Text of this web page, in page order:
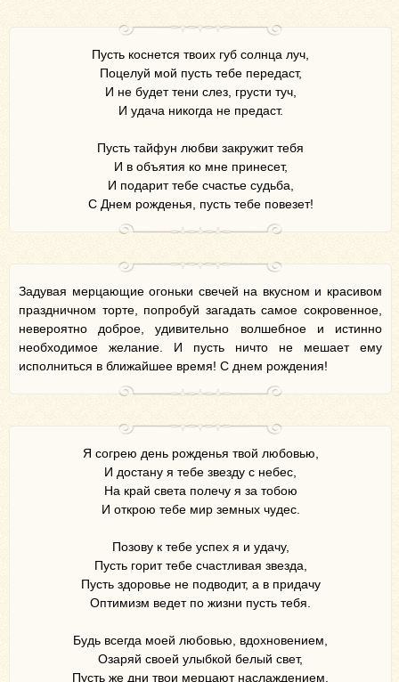
Пусть коснется твоих губ солнца луч,
Поцелуй мой пусть тебе передаст,
И не будет тени слез, грусти туч,
И удача никогда не предаст.
Пусть тайфун любви закружит тебя
И в объятия ко мне принесет,
И подарит тебе счастье судьба,
С Днем рожденья, пусть тебе повезет!
Задувая мерцающие огоньки свечей на вкусном и красивом
праздничном торте, попробуй загадать самое сокровенное,
невероятно доброе, удивительно волшебное и истинно
необходимое желание. И пусть ничто не мешает ему
исполниться в ближайшее время! С днем рождения!
Я согрею день рожденья твой любовью,
И достану я тебе звезду с небес,
На край света полечу я за тобою
И открою тебе мир земных чудес.
Позову к тебе успех я и удачу,
Пусть горит тебе счастливая звезда,
Пусть здоровье не подводит, а в придачу
Оптимизм ведет по жизни пусть тебя.
Будь всегда моей любовью, вдохновением,
Озаряй своей улыбкой белый свет,
Пусть же дни твои мерцают наслаждением,